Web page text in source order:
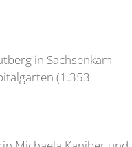
in Sachsenkam
(1.353